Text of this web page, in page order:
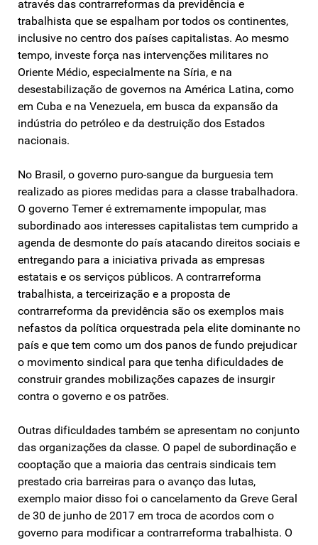
através das contrarreformas da previdência e
trabalhista que se espalham por todos os continentes,
inclusive no centro dos países capitalistas. Ao mesmo
tempo, investe força nas intervenções militares no
Oriente Médio, especialmente na Síria, e na
desestabilização de governos na América Latina, como
em Cuba e na Venezuela, em busca da expansão da
indústria do petróleo e da destruição dos Estados
nacionais.
No Brasil, o governo puro-sangue da burguesia tem
realizado as piores medidas para a classe trabalhadora.
O governo Temer é extremamente impopular, mas
subordinado aos interesses capitalistas tem cumprido a
agenda de desmonte do país atacando direitos sociais e
entregando para a iniciativa privada as empresas
estatais e os serviços públicos. A contrarreforma
trabalhista, a terceirização e a proposta de
contrarreforma da previdência são os exemplos mais
nefastos da política orquestrada pela elite dominante no
país e que tem como um dos panos de fundo prejudicar
o movimento sindical para que tenha dificuldades de
construir grandes mobilizações capazes de insurgir
contra o governo e os patrões.
Outras dificuldades também se apresentam no conjunto
das organizações da classe. O papel de subordinação e
cooptação que a maioria das centrais sindicais tem
prestado cria barreiras para o avanço das lutas,
exemplo maior disso foi o cancelamento da Greve Geral
de 30 de junho de 2017 em troca de acordos com o
governo para modificar a contrarreforma trabalhista. O